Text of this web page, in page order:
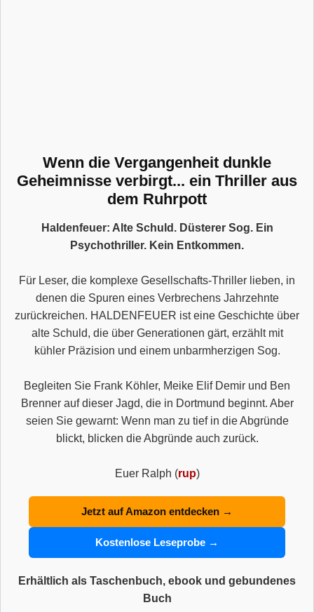
Wenn die Vergangenheit dunkle
Geheimnisse verbirgt... ein Thriller aus
dem Ruhrpott
Haldenfeuer: Alte Schuld. Düsterer Sog. Ein
Psychothriller. Kein Entkommen.
Für Leser, die komplexe Gesellschafts-Thriller lieben, in
denen die Spuren eines Verbrechens Jahrzehnte
zurückreichen. HALDENFEUER ist eine Geschichte über
alte Schuld, die über Generationen gärt, erzählt mit
kühler Präzision und einem unbarmherzigen Sog.
Begleiten Sie Frank Köhler, Meike Elif Demir und Ben
Brenner auf dieser Jagd, die in Dortmund beginnt. Aber
seien Sie gewarnt: Wenn man zu tief in die Abgründe
blickt, blicken die Abgründe auch zurück.
Euer Ralph (rup)
Jetzt auf Amazon entdecken →
Kostenlose Leseprobe →
Erhältlich als Taschenbuch, ebook und gebundenes
Buch